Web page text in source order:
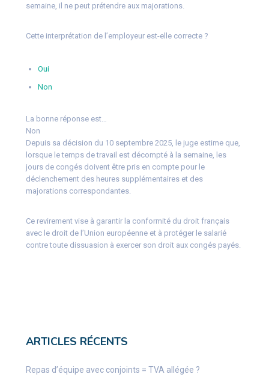
semaine, il ne peut prétendre aux majorations.
Cette interprétation de l’employeur est-elle correcte ?
Oui
Non
La bonne réponse est…
Non
Depuis sa décision du 10 septembre 2025, le juge estime que,
lorsque le temps de travail est décompté à la semaine, les
jours de congés doivent être pris en compte pour le
déclenchement des heures supplémentaires et des
majorations correspondantes.
Ce revirement vise à garantir la conformité du droit français
avec le droit de l’Union européenne et à protéger le salarié
contre toute dissuasion à exercer son droit aux congés payés.
ARTICLES RÉCENTS
Repas d’équipe avec conjoints = TVA allégée ?